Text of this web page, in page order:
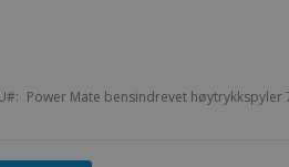
Power Mate bensindrevet høytrykkspyler